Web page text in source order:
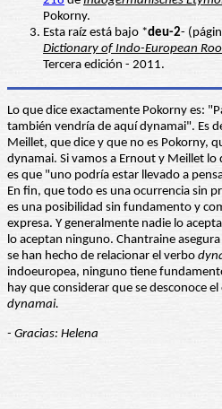
Pokorny.
Esta raíz está bajo *deu-2-
Dictionary of Indo-European
Tercera edición - 2011.
Lo que dice exactamente Pokorny es:
también vendría de aquí dynamai". Es
Meillet, que dice y que no es Pokorny,
dynamai. Si vamos a Ernout y Meillet lo
es que "uno podría estar llevado a
En fin, que todo es una ocurrencia sin
es una posibilidad sin fundamento y
expresa. Y generalmente nadie lo
lo aceptan ninguno. Chantraine
se han hecho de relacionar el verbo
indoeuropea, ninguno tiene
hay que considerar que se desconoce
dynamai.
- Gracias: Helena